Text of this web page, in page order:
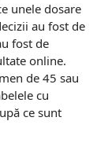
unele dosare
au fost de
fost de
online.
de 45 sau
cu
ce sunt